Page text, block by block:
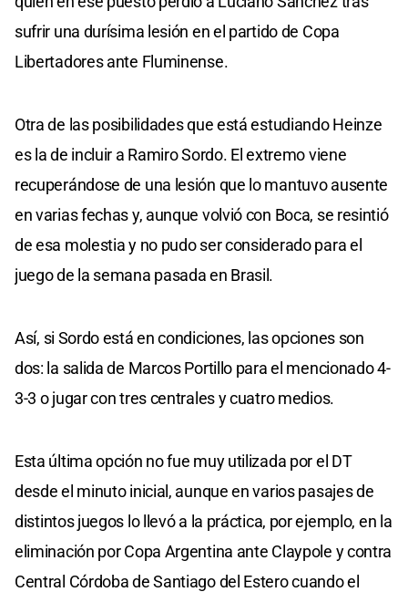
sufrir una durísima lesión en el partido de Copa
Libertadores ante Fluminense.
Otra de las posibilidades que está estudiando Heinze
es la de incluir a Ramiro Sordo. El extremo viene
recuperándose de una lesión que lo mantuvo ausente
en varias fechas y, aunque volvió con Boca, se resintió
de esa molestia y no pudo ser considerado para el
juego de la semana pasada en Brasil.
Así, si Sordo está en condiciones, las opciones son
dos: la salida de Marcos Portillo para el mencionado 4-
3-3 o jugar con tres centrales y cuatro medios.
Esta última opción no fue muy utilizada por el DT
desde el minuto inicial, aunque en varios pasajes de
distintos juegos lo llevó a la práctica, por ejemplo, en la
eliminación por Copa Argentina ante Claypole y contra
Central Córdoba de Santiago del Estero cuando el